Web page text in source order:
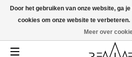
Duurzaam, eco-vriendelijk en ethisch
Door het gebruiken van onze website, ga
cookies om onze website te verbeteren.
Meer over